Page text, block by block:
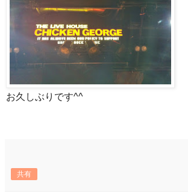
お久しぶりです^^
共有